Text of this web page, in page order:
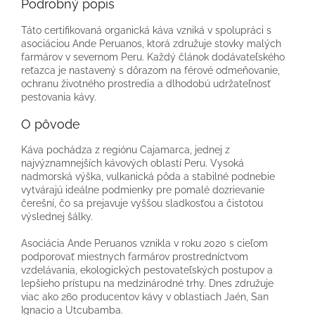
Podrobný popis
Táto certifikovaná organická káva vzniká v spolupráci s
asociáciou Ande Peruanos, ktorá združuje stovky malých
farmárov v severnom Peru. Každý článok dodávateľského
reťazca je nastavený s dôrazom na férové odmeňovanie,
ochranu životného prostredia a dlhodobú udržateľnosť
pestovania kávy.
O pôvode
Káva pochádza z regiónu Cajamarca, jednej z
najvýznamnejších kávových oblastí Peru. Vysoká
nadmorská výška, vulkanická pôda a stabilné podnebie
vytvárajú ideálne podmienky pre pomalé dozrievanie
čerešní, čo sa prejavuje vyššou sladkosťou a čistotou
výslednej šálky.
Asociácia Ande Peruanos vznikla v roku 2020 s cieľom
podporovať miestnych farmárov prostredníctvom
vzdelávania, ekologických pestovateľských postupov a
lepšieho prístupu na medzinárodné trhy. Dnes združuje
viac ako 260 producentov kávy v oblastiach Jaén, San
Ignacio a Utcubamba.